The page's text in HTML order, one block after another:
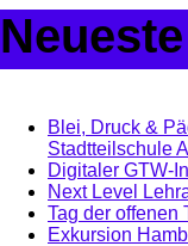
der
Beiträge
Blei, Druck &
Stadtteilschule
Digitaler GTW-
Next Level
Tag der offenen
Exkursion